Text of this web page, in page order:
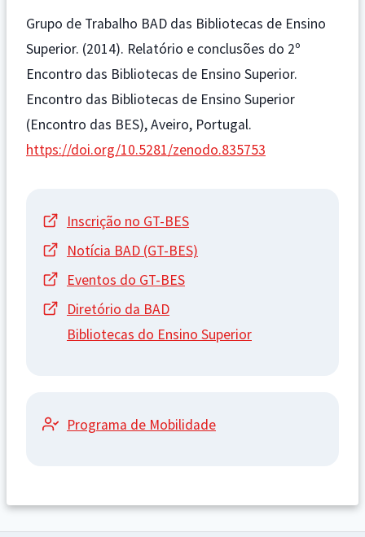
Grupo de Trabalho BAD das Bibliotecas de Ensino
Superior. (2014). Relatório e conclusões do 2º
Encontro das Bibliotecas de Ensino Superior.
Encontro das Bibliotecas de Ensino Superior
(Encontro das BES), Aveiro, Portugal.
https://doi.org/10.5281/zenodo.835753
Inscrição no GT-BES
Notícia BAD (GT-BES)
Eventos do GT-BES
Diretório da BAD
Bibliotecas do Ensino Superior
Programa de Mobilidade